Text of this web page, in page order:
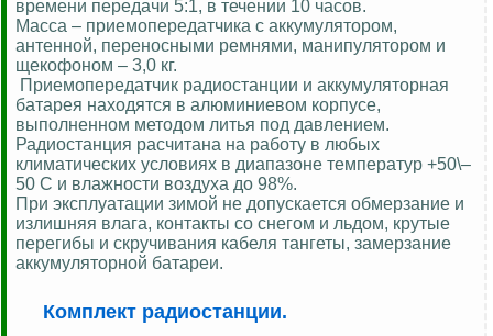
времени передачи 5:1, в течении 10 часов.
Масса – приемопередатчика с аккумулятором,
антенной, переносными ремнями, манипулятором и
щекофоном – 3,0 кг.
Приемопередатчик радиостанции и аккумуляторная
батарея находятся в алюминиевом корпусе,
выполненном методом литья под давлением.
Радиостанция расчитана на работу в любых
климатических условиях в диапазоне температур +50\–
50 С и влажности воздуха до 98%.
При эксплуатации зимой не допускается обмерзание и
излишняя влага, контакты со снегом и льдом, крутые
перегибы и скручивания кабеля тангеты, замерзание
аккумуляторной батареи.
Комплект радиостанции.